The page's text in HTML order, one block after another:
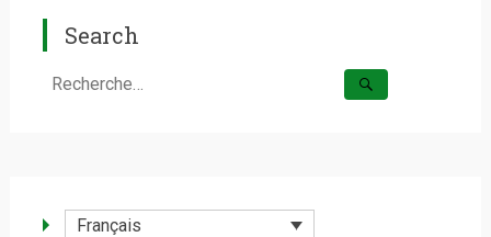
Search
Rechercher :
Français